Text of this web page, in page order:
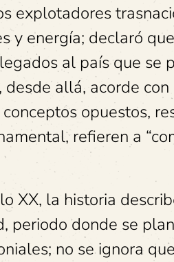
explotadores
y energía; declaró
al país que se
desde allá, acorde
opuestos,
refieren a
XX, la historia
periodo donde se
no se ignora